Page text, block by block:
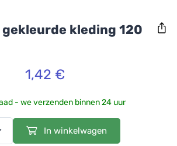
gekleurde kleding 120
1,42 €
- we verzenden binnen 24 uur
In winkelwagen